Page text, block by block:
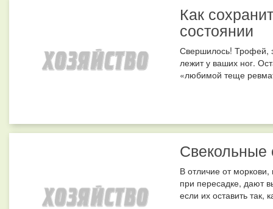
Как
состоянии
Свершилось! Трофей,
лежит у ваших ног.
«любимой теще
Свекольные
В отличие от
при пересадке, дают
если их оставить так,